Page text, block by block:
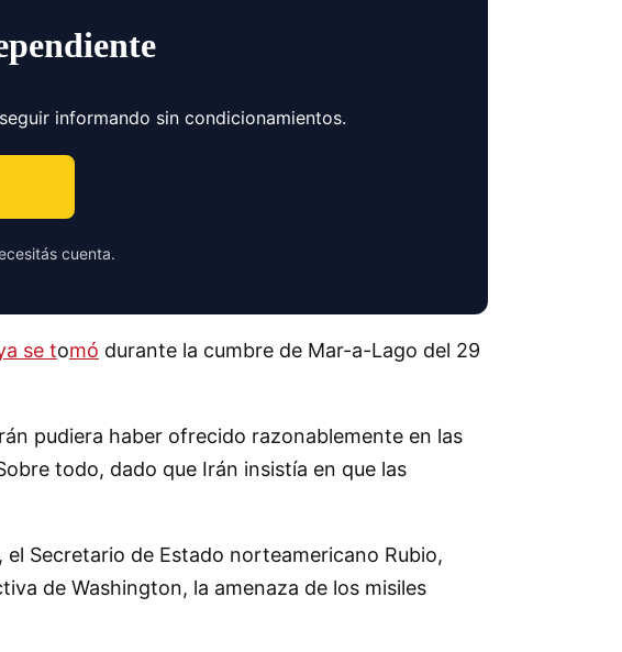
informando sin condicionamientos.
cuenta.
se tomó durante la cumbre de Mar-a-Lago del 29
pudiera haber ofrecido razonablemente en las
todo, dado que Irán insistía en que las
Secretario de Estado norteamericano Rubio,
de Washington, la amenaza de los misiles